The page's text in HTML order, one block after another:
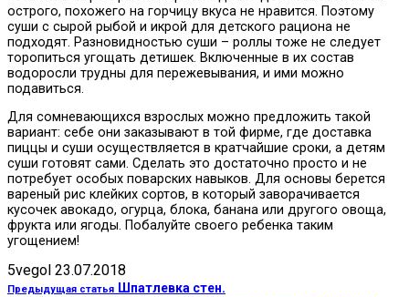
острого, похожего на горчицу вкуса не нравится. Поэтому
суши с сырой рыбой и икрой для детского рациона не
подходят. Разновидностью суши – роллы тоже не следует
торопиться угощать детишек. Включенные в их состав
водоросли трудны для пережевывания, и ими можно
подавиться.
Для сомневающихся взрослых можно предложить такой
вариант: себе они заказывают в той фирме, где доставка
пиццы и суши осуществляется в кратчайшие сроки, а детям
суши готовят сами. Сделать это достаточно просто и не
потребует особых поварских навыков. Для основы берется
вареный рис клейких сортов, в который заворачивается
кусочек авокадо, огурца, блока, банана или другого овоща,
фрукта или ягоды. Побалуйте своего ребенка таким
угощением!
5vegol 23.07.2018
Предыдущая статья Шпатлевка стен.